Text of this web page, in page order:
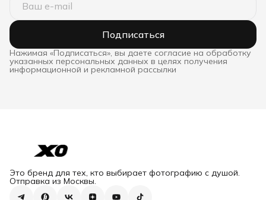
Подписаться
Нажимая «Подписаться», вы даете согласие на обработку
указанных персональных данных в целях получения
информационной и рекламной рассылки
Это бренд для тех, кто выбирает фотографию с душой.
Отправка из Москвы.